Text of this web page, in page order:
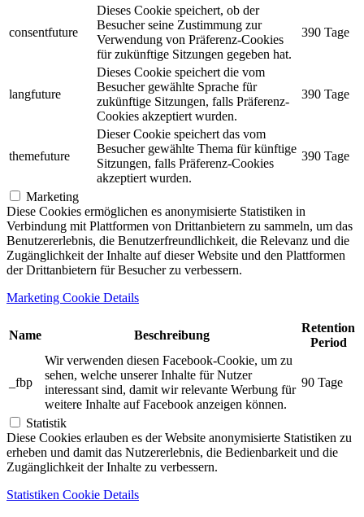
consentfuture
Dieses Cookie speichert, ob der
Besucher seine Zustimmung zur
Verwendung von Präferenz-Cookies
für zukünftige Sitzungen gegeben hat.
390 Tage
langfuture
Dieses Cookie speichert die vom
Besucher gewählte Sprache für
zukünftige Sitzungen, falls Präferenz-
Cookies akzeptiert wurden.
390 Tage
themefuture
Dieser Cookie speichert das vom
Besucher gewählte Thema für künftige
Sitzungen, falls Präferenz-Cookies
akzeptiert wurden.
390 Tage
Marketing
Diese Cookies ermöglichen es anonymisierte Statistiken in
Verbindung mit Plattformen von Drittanbietern zu sammeln, um das
Benutzererlebnis, die Benutzerfreundlichkeit, die Relevanz und die
Zugänglichkeit der Inhalte auf dieser Website und den Plattformen
der Drittanbietern für Besucher zu verbessern.
Marketing Cookie Details
Name Beschreibung
Retention
Period
_fbp
Wir verwenden diesen Facebook-Cookie, um zu
sehen, welche unserer Inhalte für Nutzer
interessant sind, damit wir relevante Werbung für
weitere Inhalte auf Facebook anzeigen können.
90 Tage
Statistik
Diese Cookies erlauben es der Website anonymisierte Statistiken zu
erheben und damit das Nutzererlebnis, die Bedienbarkeit und die
Zugänglichkeit der Inhalte zu verbessern.
Statistiken Cookie Details